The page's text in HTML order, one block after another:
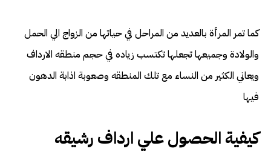
كما تمر المرأة بالعديد من المراحل في حياتها من الزواج الي الحمل
والولادة وجميعها تجعلها تكتسب زياده في حجم منطقه الارداف
ويعاني الكثير من النساء مع تلك المنطقه وصعوبة اذابة الدهون
فيها
كيفية الحصول علي ارداف رشيقه